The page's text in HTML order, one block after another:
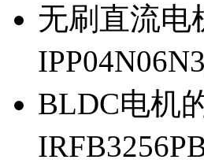
无刷直流电
BLDC电机